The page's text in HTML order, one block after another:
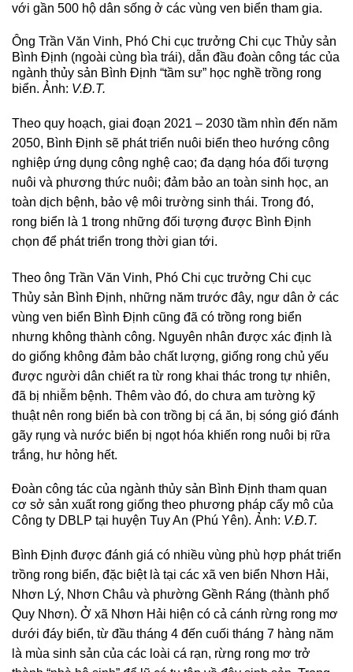
với gần 500 hộ dân sống ở các vùng ven biển tham gia.
Ông Trần Văn Vinh, Phó Chi cục trưởng Chi cục Thủy sản
Bình Định (ngoài cùng bìa trái), dẫn đầu đoàn công tác của
ngành thủy sản Bình Định “tầm sư” học nghề trồng rong
biển. Ảnh: V.Đ.T.
Theo quy hoạch, giai đoạn 2021 – 2030 tầm nhìn đến năm
2050, Bình Định sẽ phát triển nuôi biển theo hướng công
nghiệp ứng dụng công nghệ cao; đa dạng hóa đối tượng
nuôi và phương thức nuôi; đảm bảo an toàn sinh học, an
toàn dịch bệnh, bảo vệ môi trường sinh thái. Trong đó,
rong biển là 1 trong những đối tượng được Bình Định
chọn để phát triển trong thời gian tới.
Theo ông Trần Văn Vinh, Phó Chi cục trưởng Chi cục
Thủy sản Bình Định, những năm trước đây, ngư dân ở các
vùng ven biển Bình Định cũng đã có trồng rong biển
nhưng không thành công. Nguyên nhân được xác định là
do giống không đảm bảo chất lượng, giống rong chủ yếu
được người dân chiết ra từ rong khai thác trong tự nhiên,
đã bị nhiễm bệnh. Thêm vào đó, do chưa am tường kỹ
thuật nên rong biển bà con trồng bị cá ăn, bị sóng gió đánh
gãy rụng và nước biển bị ngọt hóa khiến rong nuôi bị rữa
trắng, hư hỏng hết.
Đoàn công tác của ngành thủy sản Bình Định tham quan
cơ sở sản xuất rong giống theo phương pháp cấy mô của
Công ty DBLP tại huyện Tuy An (Phú Yên). Ảnh: V.Đ.T.
Bình Định được đánh giá có nhiều vùng phù hợp phát triển
trồng rong biển, đặc biệt là tại các xã ven biển Nhơn Hải,
Nhơn Lý, Nhơn Châu và phường Gềnh Ráng (thành phố
Quy Nhơn). Ở xã Nhơn Hải hiện có cả cánh rừng rong mơ
dưới đáy biển, từ đầu tháng 4 đến cuối tháng 7 hàng năm
là mùa sinh sản của các loài cá rạn, rừng rong mơ trở